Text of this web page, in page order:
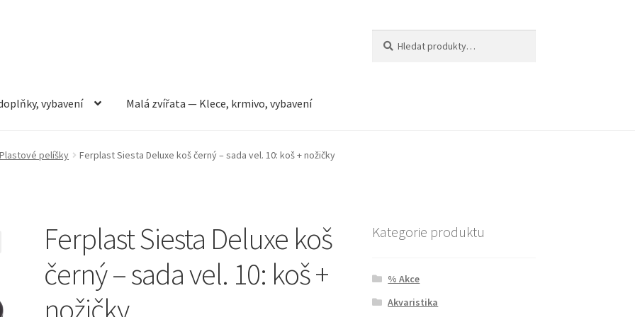
vybavení Malá zvířata — Klece, krmivo, vybavení
vybavení Můj účet Obchod Pokladna Vše pro kočky
Plastové pelíšky Ferplast Siesta Deluxe koš černý – sada vel. 10: koš + nožičky
Ferplast Siesta Deluxe koš
černý – sada vel. 10: koš +
nožičky
Kategorie produktu
% Akce
Akvaristika